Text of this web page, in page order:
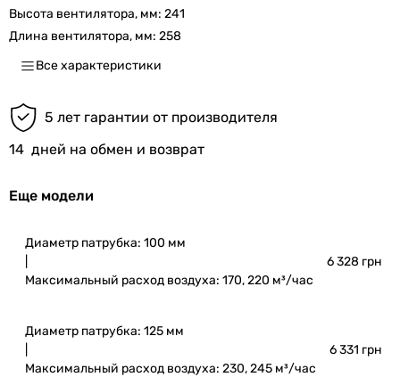
Высота вентилятора, мм: 241
Длина вентилятора, мм: 258
Все характеристики
5 лет гарантии от производителя
14 дней на обмен и возврат
Еще модели
Диаметр патрубка: 100 мм
Максимальный расход воздуха: 170, 220 м³/час
6 328 грн
Диаметр патрубка: 125 мм
Максимальный расход воздуха: 230, 245 м³/час
6 331 грн